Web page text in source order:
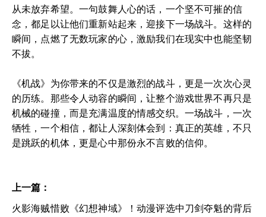
从未放弃希望。一句鼓舞人心的话，一个坚不可摧的信
念，都足以让他们重新站起来，迎接下一场战斗。这样的
瞬间，点燃了无数玩家的心，激励我们在现实中也能坚韧
不拔。
《机战》为你带来的不仅是激烈的战斗，更是一次次心灵
的历练。那些令人动容的瞬间，让整个游戏世界不再只是
机械的碰撞，而是充满温度的情感交织。一场战斗，一次
牺牲，一个相信，都让人深刻体会到：真正的英雄，不只
是跳跃的机体，更是心中那份永不言败的信仰。
上一篇：
火影海贼惜败《幻想神域》！动漫评选中刀剑夺魁的背后